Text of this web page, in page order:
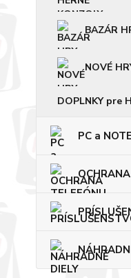
BAZÁR
NOVÉ
DOPLNKY pre
PC a